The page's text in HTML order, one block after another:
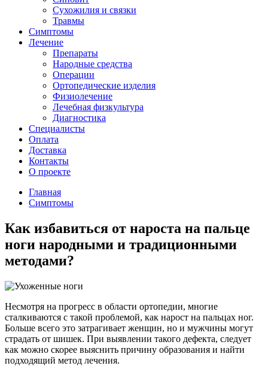
Сухожилия и связки
Травмы
Симптомы
Лечение
Препараты
Народные средства
Операции
Ортопедические изделия
Физиолечение
Лечебная физкультура
Диагностика
Cпециалисты
Оплата
Доставка
Контакты
О проекте
Главная
Симптомы
Как избавиться от нароста на пальце
ноги народными и традиционными
методами?
Несмотря на прогресс в области ортопедии, многие
сталкиваются с такой проблемой, как нарост на пальцах ног.
Больше всего это затрагивает женщин, но и мужчины могут
страдать от шишек. При выявлении такого дефекта, следует
как можно скорее выяснить причину образования и найти
подходящий метод лечения.